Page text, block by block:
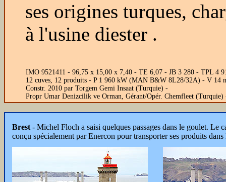
ses origines turques,
à l'usine diester .
IMO 9521411 - 96,75 x 15,00 x 7,40 - TE 6,07 - JB 3 280 - TPL 4
12 cuves, 12 produits - P 1 960 kW (MAN B&W 8L28/32A) - V 14
Constr. 2010 par Torgem Gemi Insaat (Turquie) -
Propr Umar Denizcilik ve Orman, Gérant/Opér. Chemfleet
Brest - Michel Floch a saisi quelques passages dans le goulet. Le
conçu spécialement par Enercon pour transporter ses produits